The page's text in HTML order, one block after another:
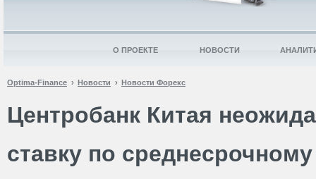
Optima-Finance Новости Новости Форекс
Центробанк Китая
ставку по
О ПРОЕКТЕ НОВОСТИ